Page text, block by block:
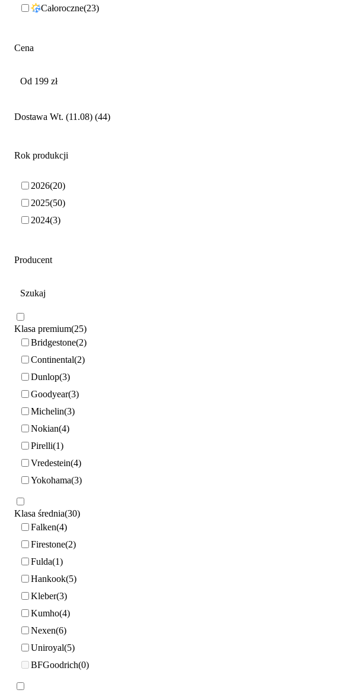
Całoroczne 23
Cena
Dostawa Wt. (11.08) 44
Rok produkcji
2026 20
2025 50
2024 3
Producent
Klasa premium 25
Bridgestone 2
Continental 2
Dunlop 3
Goodyear 3
Michelin 3
Nokian 4
Pirelli 1
Vredestein 4
Yokohama 3
Klasa średnia 30
Falken 4
Firestone 2
Fulda 1
Hankook 5
Kleber 3
Kumho 4
Nexen 6
Uniroyal 5
BFGoodrich 0